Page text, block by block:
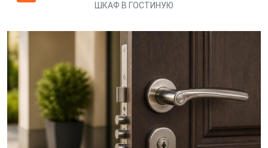
ШКАФ В ГОСТИНУЮ